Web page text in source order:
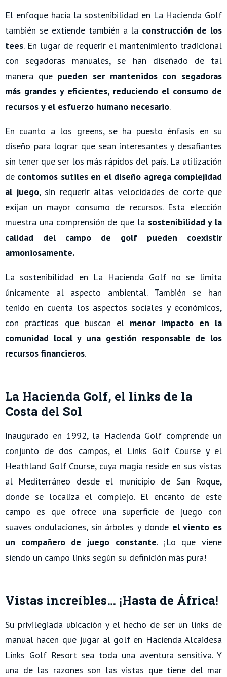
El enfoque hacia la sostenibilidad en La Hacienda Golf
también se extiende también a la construcción de los
tees. En lugar de requerir el mantenimiento tradicional
con segadoras manuales, se han diseñado de tal
manera que pueden ser mantenidos con segadoras
más grandes y eficientes, reduciendo el consumo de
recursos y el esfuerzo humano necesario.
En cuanto a los greens, se ha puesto énfasis en su
diseño para lograr que sean interesantes y desafiantes
sin tener que ser los más rápidos del país. La utilización
de contornos sutiles en el diseño agrega complejidad
al juego, sin requerir altas velocidades de corte que
exijan un mayor consumo de recursos. Esta elección
muestra una comprensión de que la sostenibilidad y la
calidad del campo de golf pueden coexistir
armoniosamente.
La sostenibilidad en La Hacienda Golf no se limita
únicamente al aspecto ambiental. También se han
tenido en cuenta los aspectos sociales y económicos,
con prácticas que buscan el menor impacto en la
comunidad local y una gestión responsable de los
recursos financieros.
La Hacienda Golf, el links de la
Costa del Sol
Inaugurado en 1992, la Hacienda Golf comprende un
conjunto de dos campos, el Links Golf Course y el
Heathland Golf Course, cuya magia reside en sus vistas
al Mediterráneo desde el municipio de San Roque,
donde se localiza el complejo. El encanto de este
campo es que ofrece una superficie de juego con
suaves ondulaciones, sin árboles y donde el viento es
un compañero de juego constante. ¡Lo que viene
siendo un campo links según su definición más pura!
Vistas increíbles… ¡Hasta de África!
Su privilegiada ubicación y el hecho de ser un links de
manual hacen que jugar al golf en Hacienda Alcaidesa
Links Golf Resort sea toda una aventura sensitiva. Y
una de las razones son las vistas que tiene del mar